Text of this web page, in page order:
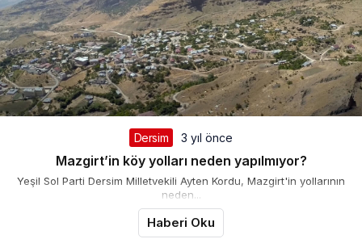
Dersim 3 yıl önce
Mazgirt’in köy yolları neden yapılmıyor?
Yeşil Sol Parti Dersim Milletvekili Ayten Kordu, Mazgirt'in yollarının
neden...
Haberi Oku